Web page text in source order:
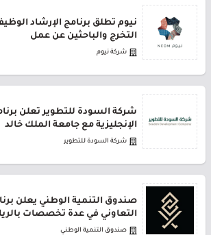
نيوم تطلق برنامج الإرشاد
التخرج والباحثين عن عمل
شركة نيوم
شركة السودة للتطوير تعلن
الإنجليزية مع جامعة الملك خالد
شركة السودة للتطوير
صندوق التنمية الوطني يعلن
التعاوني في عدة تخصصات
صندوق التنمية الوطني